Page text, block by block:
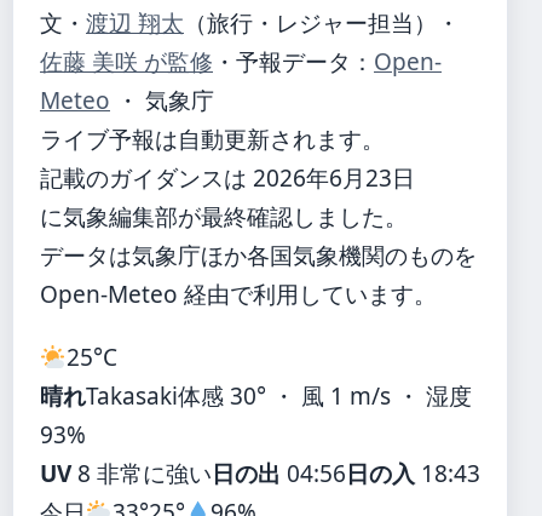
文・ 渡辺 翔太 （旅行・レジャー担当）
・
佐藤 美咲 が監修 ・ 予報データ： Open-
Meteo ・ 気象庁
ライブ予報は自動更新されます。
記載のガイダンスは 2026年6月23日
に気象編集部が最終確認しました。
データは気象庁ほか各国気象機関のものを
Open-Meteo 経由で利用しています。
25°C
晴れTakasaki体感 30° ・ 風 1 m/s ・ 湿度
93%
UV8 非常に強い日の出 04:56日の入 18:43